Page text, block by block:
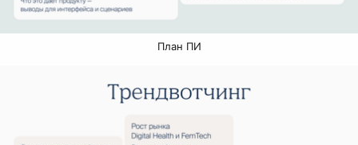
План ПИ